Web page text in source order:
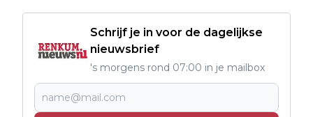
Schrijf je in voor de dagelijkse
nieuwsbrief
's morgens rond 07:00 in je mailbox